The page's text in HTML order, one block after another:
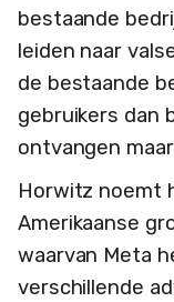
bestaande
leiden naar
de bestaande
gebruikers dan
ontvangen
Horwitz noemt
Amerikaanse
waarvan Meta
verschillende